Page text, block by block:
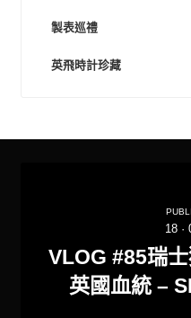
製表巡禮
英飛時計珍藏
18 ·
VLOG #85瑞
英國血統 –